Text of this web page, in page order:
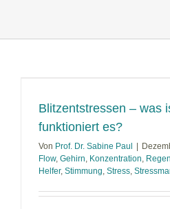
Blitzentstressen – was
funktioniert es?
Von Prof. Dr. Sabine Paul
Flow, Gehirn, Konzentration,
Helfer, Stimmung, Stress,